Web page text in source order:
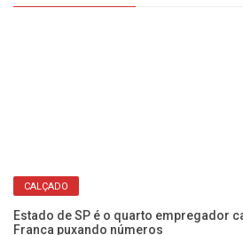
CALÇADO
Estado de SP é o quarto empregador
Franca puxando números